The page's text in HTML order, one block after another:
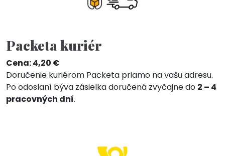
Packeta kuriér
Cena: 4,20 €
Doručenie kuriérom Packeta priamo na vašu adresu.
Po odoslaní býva zásielka doručená zvyčajne do 2 – 4
pracovných dní.